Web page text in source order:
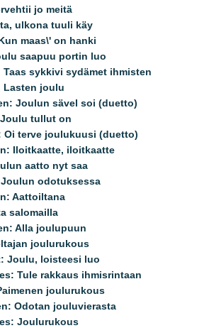
jo meitä
ulkona tuuli käy
maas\' on hanki
saapuu portin luo
Taas sykkivi sydämet ihmisten
Lasten joulu
Joulun sävel soi (duetto)
tullut on
Oi terve joulukuusi (duetto)
Iloitkaatte, iloitkaatte
aatto nyt saa
odotuksessa
Aattoiltana
salomailla
Alla joulupuun
joulurukous
Joulu, loisteesi luo
Tule rakkaus ihmisrintaan
joulurukous
Odotan jouluvierasta
Joulurukous